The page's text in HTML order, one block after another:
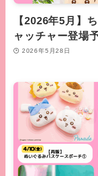
【2026年5月】
ャッチャー登場
2026年5月28日